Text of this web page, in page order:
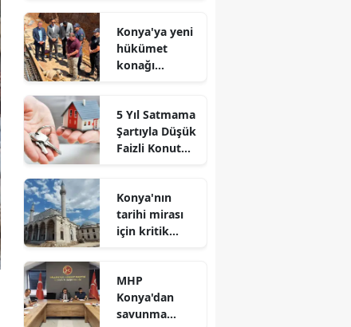
Gönder
Konya'ya yeni
hükümet
konağı
5 Yıl Satmama
Şartıyla Düşük
Faizli Konut
Konya'nın
tarihi mirası
için kritik
açıklandı
MHP
Konya'dan
savunma